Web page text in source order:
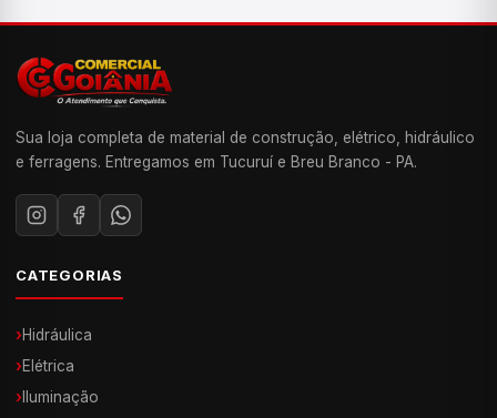
Sua loja completa de material de construção, elétrico, hidráulico
e ferragens. Entregamos em Tucuruí e Breu Branco - PA.
CATEGORIAS
›Hidráulica
›Elétrica
› Iluminação